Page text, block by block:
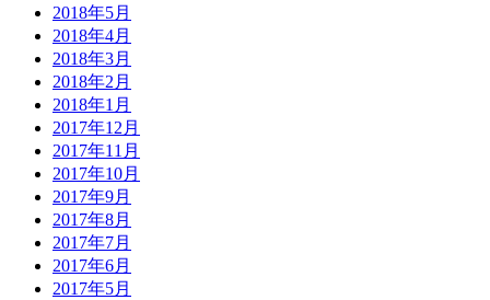
2018年5月
2018年4月
2018年3月
2018年2月
2018年1月
2017年12月
2017年11月
2017年10月
2017年9月
2017年8月
2017年7月
2017年6月
2017年5月